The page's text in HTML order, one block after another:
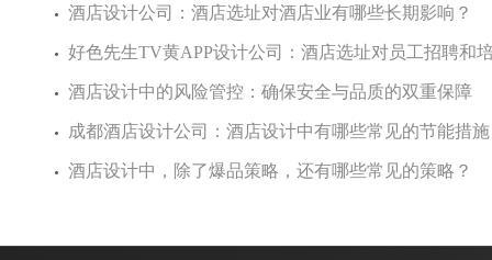
酒店设计公司：酒店选址对酒店业有哪些长期影响？
好色先生TV黄APP设计公司：酒店选址对员工招聘和培
酒店设计中的风险管控：确保安全与品质的双重保障
成都酒店设计公司：酒店设计中有哪些常见的节能措施
酒店设计中，除了爆品策略，还有哪些常见的策略？